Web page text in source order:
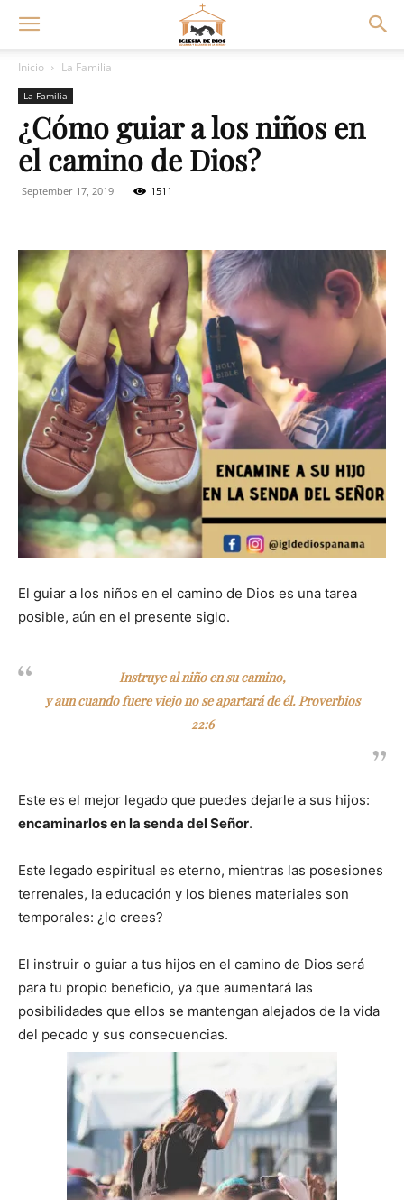
Inicio La Familia
La Familia
¿Cómo guiar a los niños en
el camino de Dios?
September 17, 2019 1511
El guiar a los niños en el camino de Dios es una tarea
posible, aún en el presente siglo.
Instruye al niño en su camino,
y aun cuando fuere viejo no se apartará de él. Proverbios
22:6
Este es el mejor legado que puedes dejarle a sus hijos:
encaminarlos en la senda del Señor.
Este legado espiritual es eterno, mientras las posesiones
terrenales, la educación y los bienes materiales son
temporales: ¿lo crees?
El instruir o guiar a tus hijos en el camino de Dios será
para tu propio beneficio, ya que aumentará las
posibilidades que ellos se mantengan alejados de la vida
del pecado y sus consecuencias.